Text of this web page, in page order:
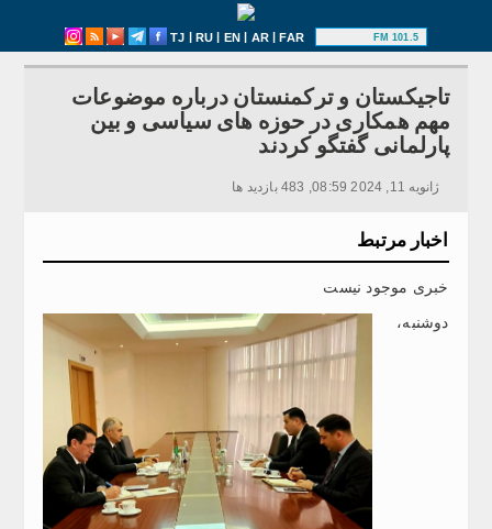
TJ | RU | EN | AR|FAR 101.5 FM
تاجیکستان و ترکمنستان درباره موضوعات
مهم همکاری در حوزه های سیاسی و بین
پارلمانی گفتگو کردند
ژانویه 11, 2024 08:59, 483 بازدید ها
اخبار مرتبط
خبری موجود نیست
دوشنبه،